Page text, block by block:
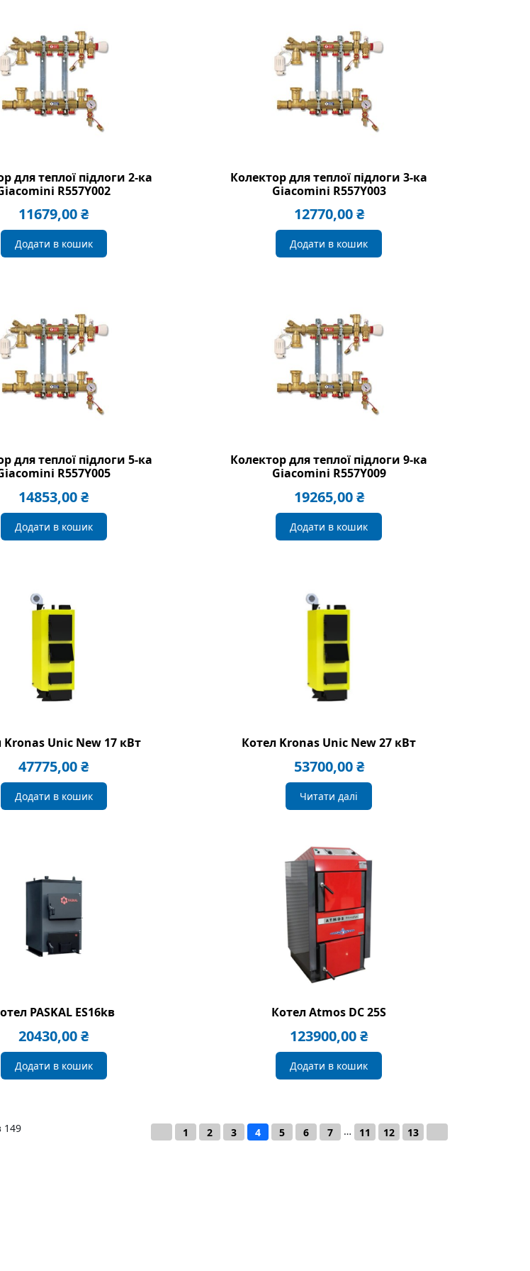
для теплої підлоги 2-ка
R557Y002
11679,00₴
Додати в кошик
Колектор для теплої підлоги 3-ка
Giacomini R557Y003
12770,00₴
Додати в кошик
для теплої підлоги 5-ка
R557Y005
14853,00₴
Додати в кошик
Колектор для теплої підлоги 9-ка
Giacomini R557Y009
19265,00₴
Додати в кошик
Kronas Unic New 17 кВт
47775,00₴
Додати в кошик
Котел Kronas Unic New 27 кВт
53700,00₴
Читати далі
PASKAL ES16kв
20430,00₴
Додати в кошик
Котел Atmos DC 25S
123900,00₴
Додати в кошик
149 1 2 3 4 5 6 7 … 11 12 13